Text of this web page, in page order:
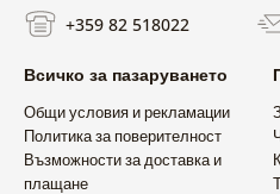
+359 82 518022
Всичко за пазаруването
Общи условия и рекламации
Политика за поверителност
Възможности за доставка и
плащане